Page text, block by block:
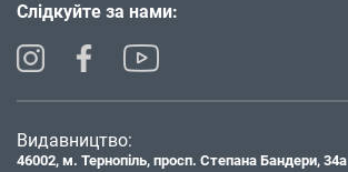
Слідкуйте за нами:
Видавництво:
46002, м. Тернопіль, просп. Степана Бандери, 34а